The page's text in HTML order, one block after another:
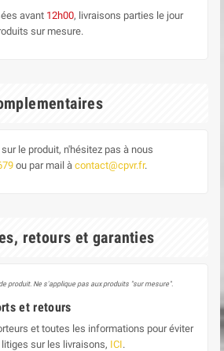
avant 12h00, livraisons parties le jour
sur mesure.
le produit, n'hésitez pas à nous
ou par mail à contact@cpvr.fr.
retours et garanties
produit. Ne s'applique pas aux produits "sur mesure".
et retours
et toutes les informations pour éviter
sur les livraisons, ICI.